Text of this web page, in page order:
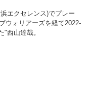
エクセレンス)でプレー
ウォリアーズを経て2022-
西山達哉。
B2昇格、そしてB2での
！
表明及び、2027-28シー
発表しました。